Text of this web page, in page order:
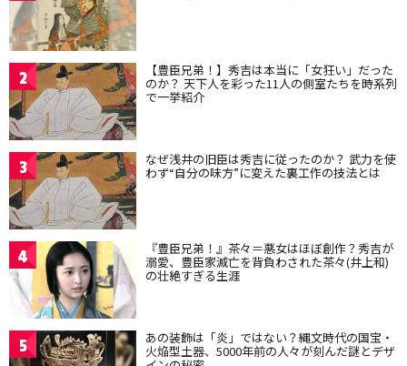
2 【豊臣兄弟！】秀吉は本当に「女狂い」だった
のか？ 天下人を彩った11人の側室たちを時系列
で一挙紹介
3 なぜ浅井の旧臣は秀吉に従ったのか？ 武力を使
わず“自分の味方”に変えた裏工作の技法とは
4 『豊臣兄弟！』茶々＝悪女はほぼ創作？秀吉が
溺愛、豊臣家滅亡を背負わされた茶々(井上和)
の壮絶すぎる生涯
5 あの装飾は「炎」ではない？縄文時代の国宝・
火焔型土器、5000年前の人々が刻んだ謎とデザ